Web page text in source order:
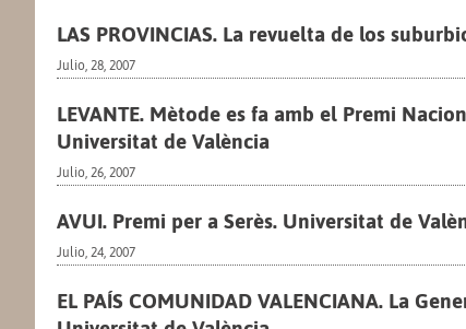
LAS PROVINCIAS. La revuelta de los
Julio, 28, 2007
LEVANTE. Mètode es fa amb el Premi
Universitat de València
Julio, 26, 2007
AVUI. Premi per a Serès. Universitat de
Julio, 24, 2007
EL PAÍS COMUNIDAD VALENCIANA. La